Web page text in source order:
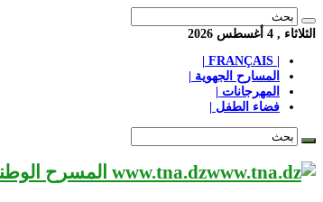
الثلاثاء , 4 أغسطس 2026
المسارح الجهوية |
المهرجانات |
فضاء الطفل |
www.tna.dz المسرح الوطني الجزائري مؤسسة ثقافية عريقة تابعة لوزارة الثقافة-الجزائر، يحمل اسم العميد «محي الدين بشطارزي».